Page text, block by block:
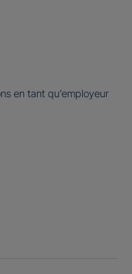
en tant qu’employeur